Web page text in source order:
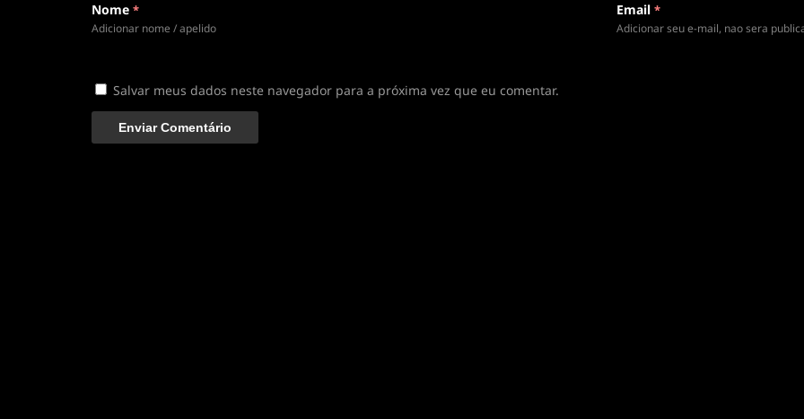
Nome *
Adicionar nome / apelido
Email *
Adicionar seu e-mail, nao sera
Salvar meus dados neste navegador para a próxima vez que eu comentar.